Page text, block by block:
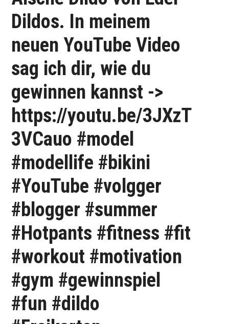
Dildos. In meinem
neuen YouTube Video
sag ich dir, wie du
gewinnen kannst ->
https://youtu.be/3JXzT
3VCauo #model
#modellife #bikini
#YouTube #volgger
#blogger #summer
#Hotpants #fitness #fit
#workout #motivation
#gym #gewinnspiel
#fun #dildo